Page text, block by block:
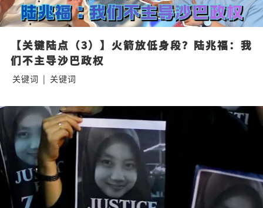
【关键陆点（3）】火箭放低身段？陆兆福：我
们不主导沙巴政权
关键词 | 关键词